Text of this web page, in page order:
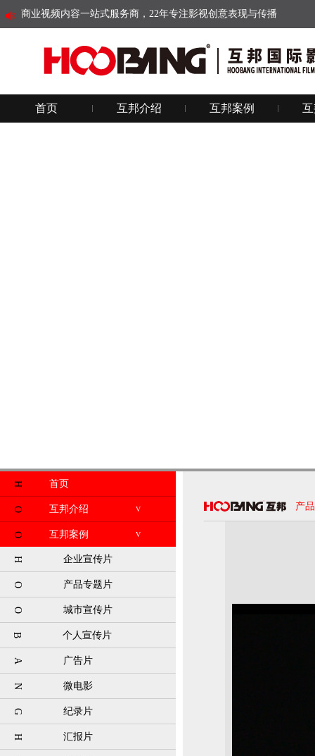
商业视频内容一站式服务商，22年专注影视创意表现与传播
首页 互邦介绍 互邦案例
H 首页
O V
互邦介绍
O V
互邦案例
H 企业宣传片
O 产品专题片
O 城市宣传片
B 个人宣传片
A 广告片
N 微电影
G 纪录片
H 汇报片
产